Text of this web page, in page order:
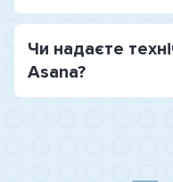
Чи надаєте
Asana?